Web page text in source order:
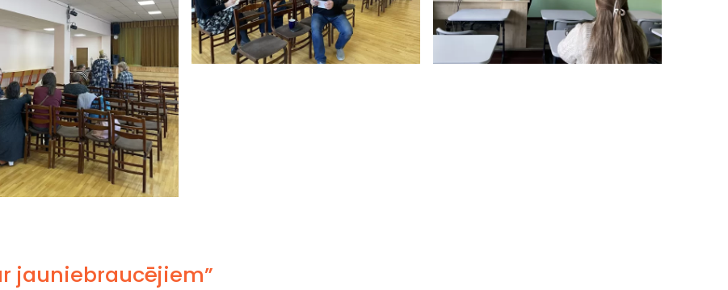
jauniebraucējiem”